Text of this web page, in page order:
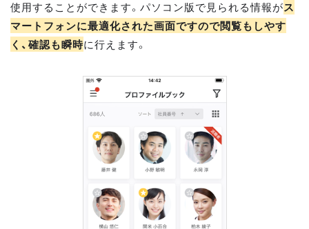
使用することができます。パソコン版で見られる情報がス
マートフォンに最適化された画面ですので閲覧もしやす
く、確認も瞬時に行えます。